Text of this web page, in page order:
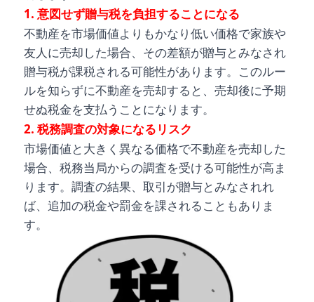
1. 意図せず贈与税を負担することになる
不動産を市場価値よりもかなり低い価格で家族や
友人に売却した場合、その差額が贈与とみなされ
贈与税が課税される可能性があります。このルー
ルを知らずに不動産を売却すると、売却後に予期
せぬ税金を支払うことになります。
2. 税務調査の対象になるリスク
市場価値と大きく異なる価格で不動産を売却した
場合、税務当局からの調査を受ける可能性が高ま
ります。調査の結果、取引が贈与とみなされれ
ば、追加の税金や罰金を課されることもありま
す。